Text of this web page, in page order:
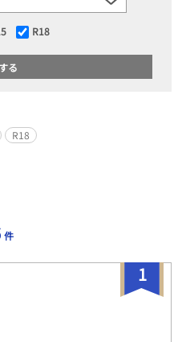
R18
R18
件
1